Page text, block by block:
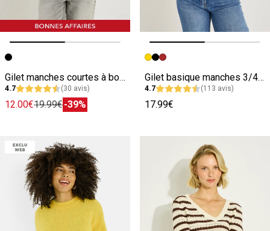
Image précédente
Image suivante
Gilet manches courtes à bouton femme
4.7 (30 avis)
12.00€19.99€-39%
Image précédente
Image suivante
Gilet basique manches 3/4 femme
4.7 (113 avis)
17.99€